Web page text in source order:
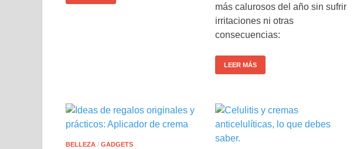
más calurosos del año sin sufrir
irritaciones ni otras
consecuencias:
LEER MÁS
BELLEZA / GADGETS